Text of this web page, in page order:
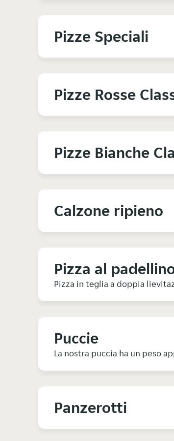
Pizze Speciali
Pizze Rosse
Pizze Bianche
Calzone ripieno
Pizza al
Pizza in teglia a doppia
Puccie
La nostra puccia ha un peso
Panzerotti